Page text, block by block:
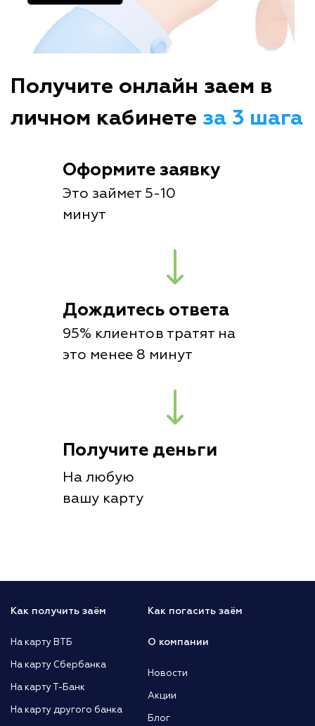
Получите онлайн заем в
личном кабинете за 3 шага
Оформите заявку
Это займет 5-10
минут
Дождитесь ответа
95% клиентов тратят на
это менее 8 минут
Получите деньги
На любую
вашу карту
Как получить заём
На карту ВТБ
На карту Сбербанка
На карту Т-Банк
На карту другого банка
Как погасить заём
О компании
Новости
Акции
Блог